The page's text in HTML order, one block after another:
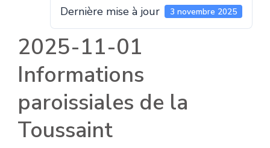
Dernière mise à jour 3 novembre 2025
2025-11-01
Informations
paroissiales de la
Toussaint